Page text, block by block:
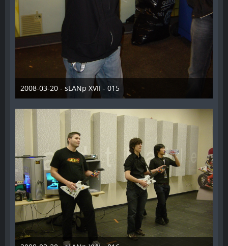
2008-03-20 - sLANp XVII - 015
28. Dezember 2012